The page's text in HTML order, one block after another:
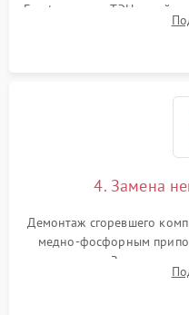
Frost, включая ТЭН оттайки
платы
4. Замена
Демонтаж сгоревшего
медно-фосфорным
осушителя. Замена
сломанных заслонок